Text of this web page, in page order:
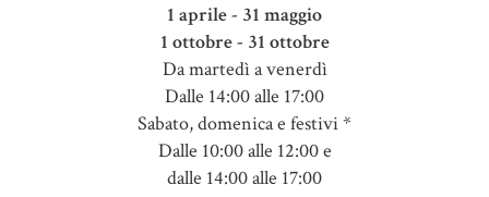
1 aprile - 31 maggio
1 ottobre - 31 ottobre
Da martedì a venerdì
Dalle 14:00 alle 17:00
Sabato, domenica e festivi *
Dalle 10:00 alle 12:00 e
dalle 14:00 alle 17:00